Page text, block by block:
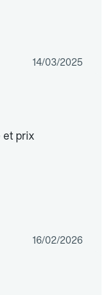
14/03/2025
et prix
16/02/2026